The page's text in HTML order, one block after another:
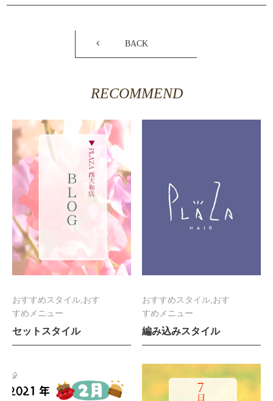
BACK
RECOMMEND
おすすめスタイル,おす
すめメニュー
セットスタイル
おすすめスタイル,おす
すめメニュー
編み込みスタイル